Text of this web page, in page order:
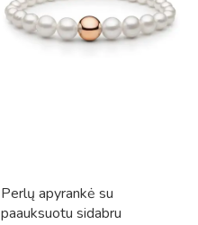
Perlų apyrankė su
paauksuotu sidabru